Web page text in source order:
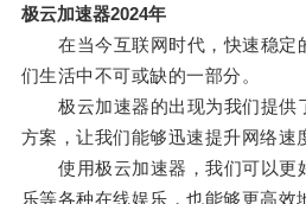
极云加速器2024年
在当今互联网时代，快速稳定
们生活中不可或缺的一部分。
极云加速器的出现为我们提供
方案，让我们能够迅速提升网络速
使用极云加速器，我们可以更
乐等各种在线娱乐，也能够更高效